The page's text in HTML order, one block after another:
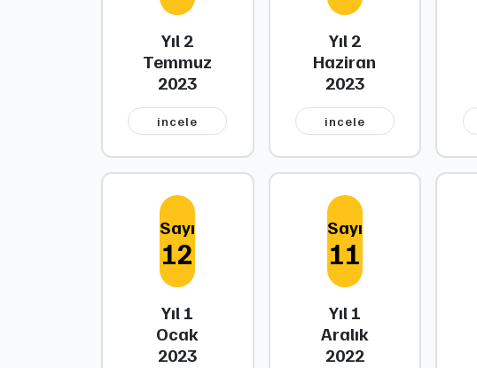
Yıl 2
Temmuz
2023
i̇ncele
Yıl 2
Haziran
2023
i̇ncele
Sayı
12
Yıl 1
Ocak
2023
Sayı
11
Yıl 1
Aralık
2022